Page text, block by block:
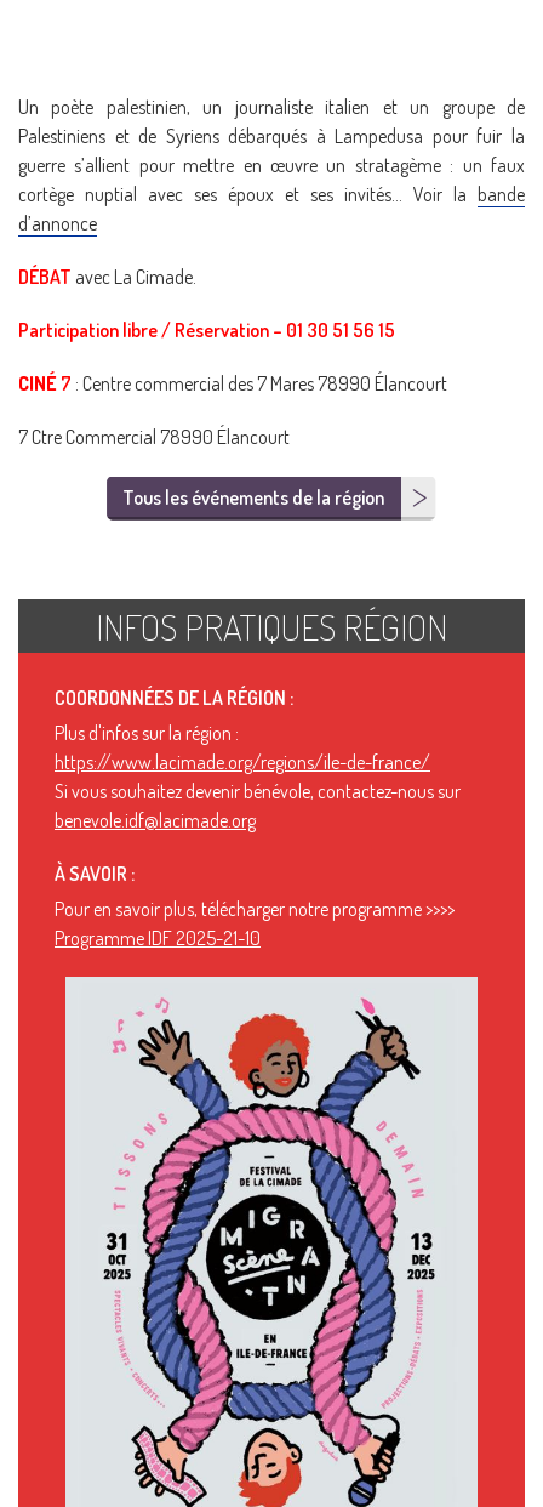
Un poète palestinien, un journaliste italien et un groupe de
Palestiniens et de Syriens débarqués à Lampedusa pour fuir la
guerre s’allient pour mettre en œuvre un stratagème : un faux
cortège nuptial avec ses époux et ses invités… Voir la bande
d’annonce
DÉBAT avec La Cimade.
Participation libre / Réservation – 01 30 51 56 15
CINÉ 7 : Centre commercial des 7 Mares 78990 Élancourt
7 Ctre Commercial 78990 Élancourt
Tous les événements de la région
INFOS PRATIQUES RÉGION
COORDONNÉES DE LA RÉGION :
Plus d'infos sur la région :
https://www.lacimade.org/regions/ile-de-france/
Si vous souhaitez devenir bénévole, contactez-nous sur
benevole.idf@lacimade.org
À SAVOIR :
Pour en savoir plus, télécharger notre programme >>>>
Programme IDF 2025-21-10